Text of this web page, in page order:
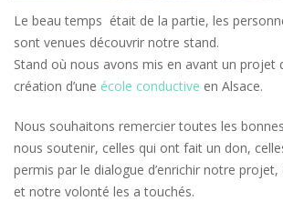
Le beau temps était de la partie, les
sont venues découvrir notre stand.
Stand où nous avons mis en avant un
création d’une école conductive en Alsace.
Nous souhaitons remercier toutes les
nous soutenir, celles qui ont fait un don,
permis par le dialogue d’enrichir notre
et notre volonté les a touchés.